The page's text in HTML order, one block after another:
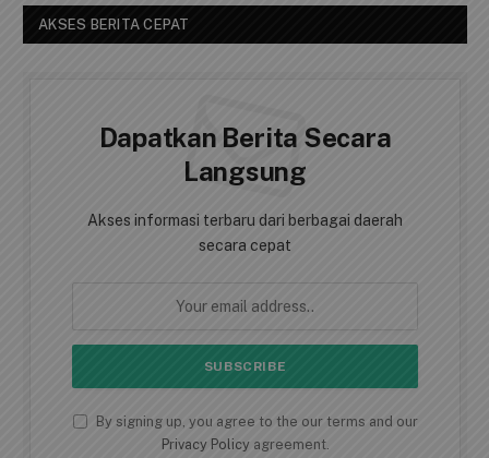
AKSES BERITA CEPAT
Dapatkan Berita Secara
Langsung
Akses informasi terbaru dari berbagai daerah
secara cepat
By signing up, you agree to the our terms and our
Privacy Policy agreement.